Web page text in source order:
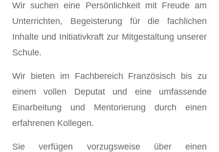
Wir suchen eine Persönlichkeit mit Freude am
Unterrichten, Begeisterung für die fachlichen
Inhalte und Initiativkraft zur Mitgestaltung unserer
Schule.
Wir bieten im Fachbereich Französisch bis zu
einem vollen Deputat und eine umfassende
Einarbeitung und Mentorierung durch einen
erfahrenen Kollegen.
Sie verfügen vorzugsweise über einen